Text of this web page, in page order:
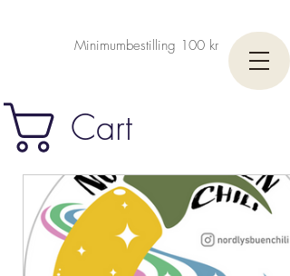
Cart
Minimumbestilling 100 kr